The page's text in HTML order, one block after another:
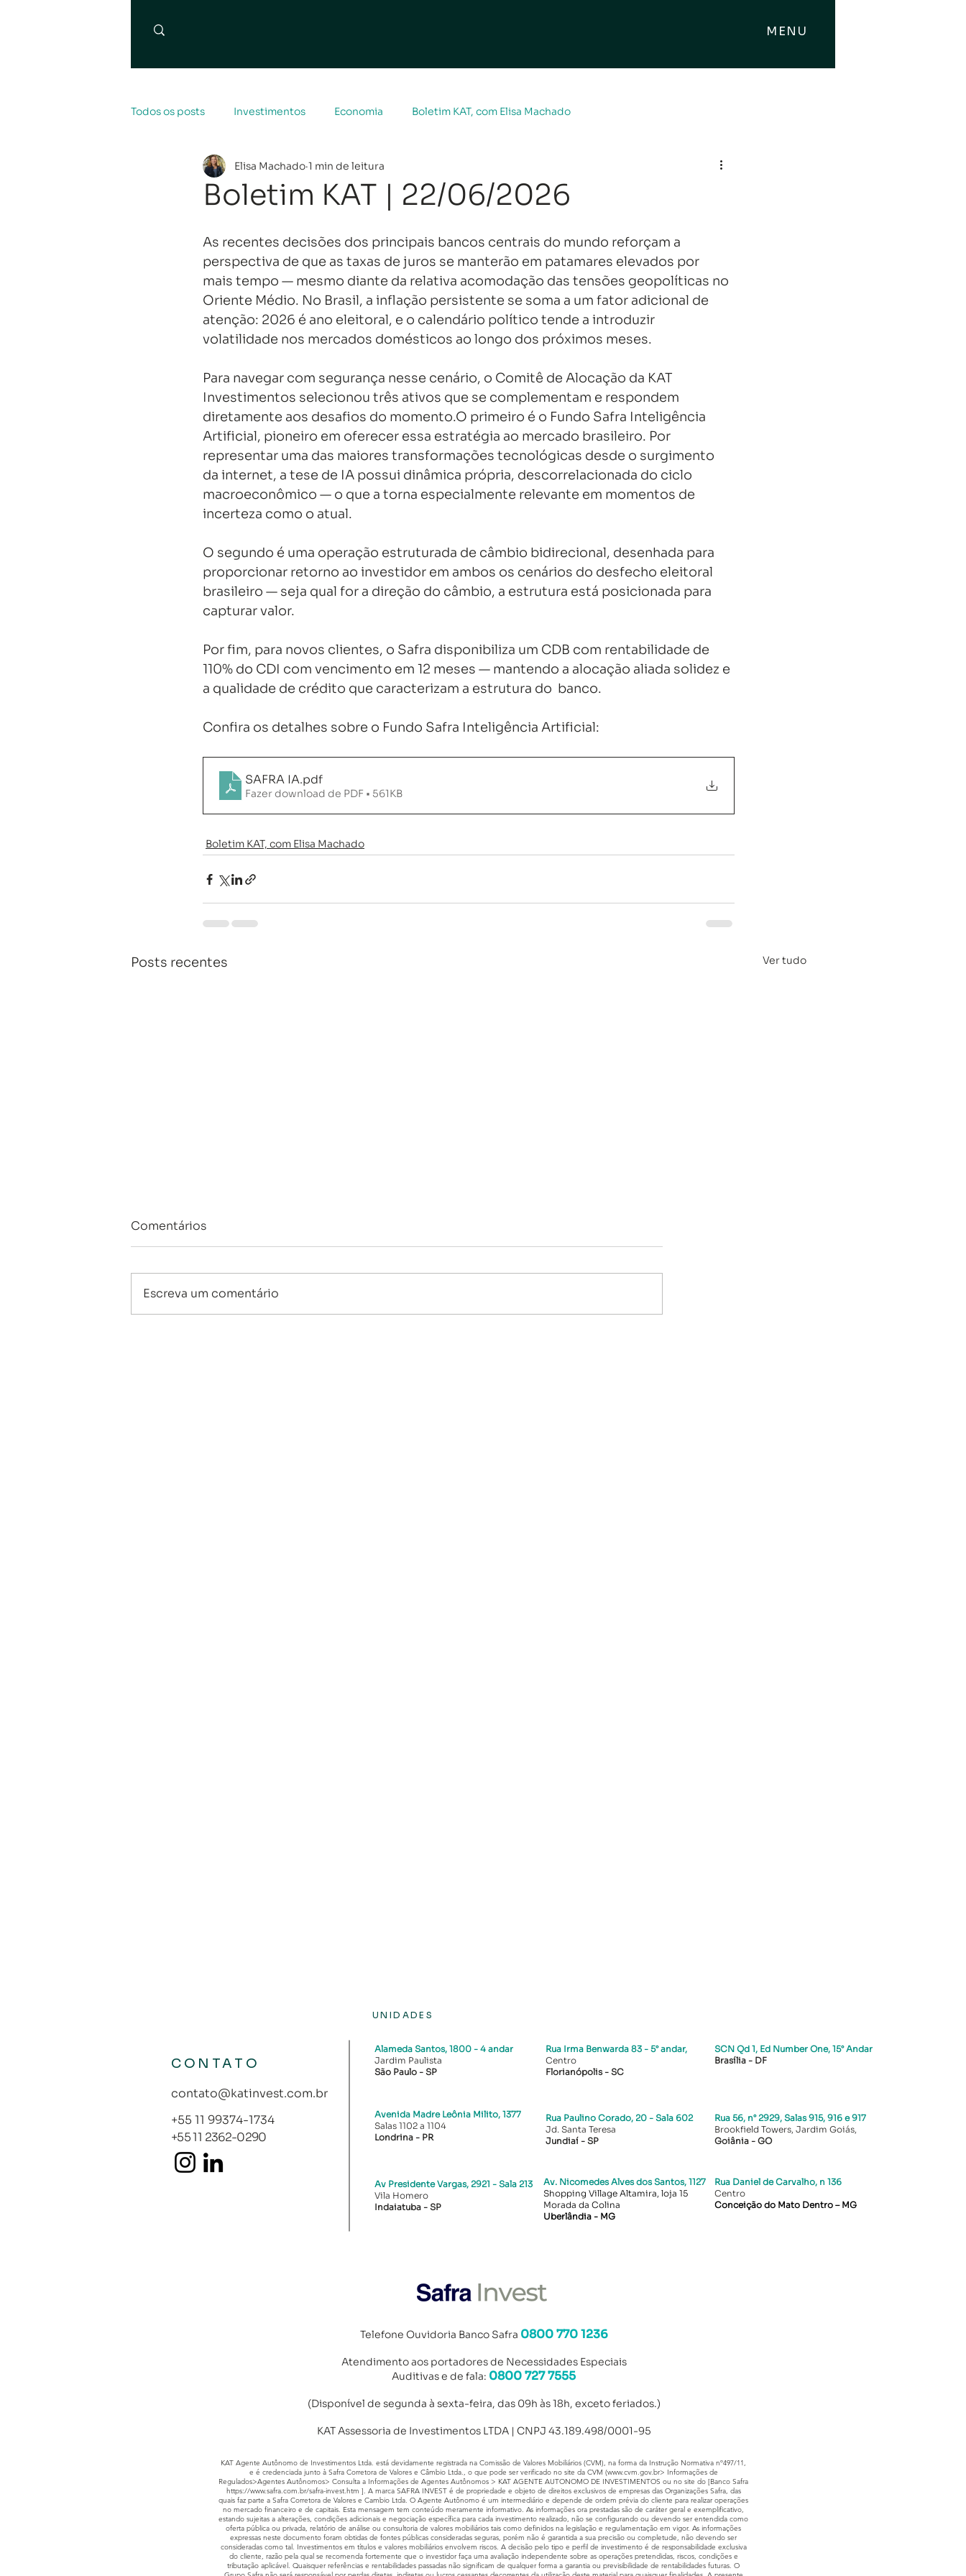
MENU
Todos os posts Investimentos Economia Boletim KAT, com Elisa Machado
Boletim KAT | 22/06/2026
Elisa Machado 1 min de leitura
As recentes decisões dos principais bancos centrais do mundo reforçam a
perspectiva de que as taxas de juros se manterão em patamares elevados por
mais tempo — mesmo diante da relativa acomodação das tensões geopolíticas no
Oriente Médio. No Brasil, a inflação persistente se soma a um fator adicional de
atenção: 2026 é ano eleitoral, e o calendário político tende a introduzir
volatilidade nos mercados domésticos ao longo dos próximos meses.
Para navegar com segurança nesse cenário, o Comitê de Alocação da KAT
Investimentos selecionou três ativos que se complementam e respondem
diretamente aos desafios do momento.O primeiro é o Fundo Safra Inteligência
Artificial, pioneiro em oferecer essa estratégia ao mercado brasileiro. Por
representar uma das maiores transformações tecnológicas desde o surgimento
da internet, a tese de IA possui dinâmica própria, descorrelacionada do ciclo
macroeconômico — o que a torna especialmente relevante em momentos de
incerteza como o atual.
O segundo é uma operação estruturada de câmbio bidirecional, desenhada para
proporcionar retorno ao investidor em ambos os cenários do desfecho eleitoral
brasileiro — seja qual for a direção do câmbio, a estrutura está posicionada para
capturar valor.
Por fim, para novos clientes, o Safra disponibiliza um CDB com rentabilidade de
110% do CDI com vencimento em 12 meses — mantendo a alocação aliada solidez e
a qualidade de crédito que caracterizam a estrutura do  banco.
Confira os detalhes sobre o Fundo Safra Inteligência Artificial:
SAFRA IA.pdf
Fazer download de PDF • 561KB
Boletim KAT, com Elisa Machado
Posts recentes Ver tudo
Comentários
Escreva um comentário
UNIDADES
Alameda Santos, 1800 - 4 andar
Jardim Paulista
São Paulo - SP
CONTATO
contato@katinvest.com.br
+55 11 99374-1734
Avenida Madre Leônia Milito, 1377
Salas 1102 a 1104
Londrina - PR​
+55 11 2362-0290
Rua Irma Benwarda 83 - 5° andar,
Centro
Florianópolis - SC​
SCN Qd 1, Ed Number One, 15° Andar
Brasília - DF
Rua Paulino Corado, 20 - Sala 602
Jd. Santa Teresa
Jundiaí - SP
Rua 56, n° 2929, Salas 915, 916 e 917
Brookfield Towers, Jardim Goiás,
Goiânia - GO
Av Presidente Vargas, 2921 - Sala 213
Vila Homero
Indaiatuba - SP
Av. Nicomedes Alves dos Santos, 1127
Shopping Village Altamira, loja 15
Morada da Colina
Uberlândia - MG
Rua Daniel de Carvalho, n 136
Centro
Conceição do Mato Dentro – MG
Telefone Ouvidoria Banco Safra 0800 770 1236
Atendimento aos portadores de Necessidades Especiais
Auditivas e de fala: 0800 727 7555
(Disponível de segunda à sexta-feira, das 09h às 18h, exceto feriados.)
KAT Assessoria de Investimentos LTDA | CNPJ 43.189.498/0001-95
KAT Agente Autônomo de Investimentos Ltda. está devidamente registrada na Comissão de Valores Mobiliários (CVM), na forma da Instrução Normativa nº497/11,
e é credenciada junto à Safra Corretora de Valores e Câmbio Ltda., o que pode ser verificado no site da CVM (www.cvm.gov.br> Informações de
Regulados>Agentes Autônomos> Consulta a Informações de Agentes Autônomos > KAT AGENTE AUTONOMO DE INVESTIMENTOS ou no site do [Banco Safra
https://www.safra.com.br/safra-invest.htm ]. A marca SAFRA INVEST é de propriedade e objeto de direitos exclusivos de empresas das Organizações Safra, das
quais faz parte a Safra Corretora de Valores e Cambio Ltda. O Agente Autônomo é um intermediário e depende de ordem prévia do cliente para realizar operações
no mercado financeiro e de capitais. Esta mensagem tem conteúdo meramente informativo. As informações ora prestadas são de caráter geral e exemplificativo,
estando sujeitas a alterações, condições adicionais e negociação específica para cada investimento realizado, não se configurando ou devendo ser entendida como
oferta pública ou privada, relatório de análise ou consultoria de valores mobiliários tais como definidos na legislação e regulamentação em vigor. As informações
expressas neste documento foram obtidas de fontes públicas consideradas seguras, porém não é garantida a sua precisão ou completude, não devendo ser
consideradas como tal. Investimentos em títulos e valores mobiliários envolvem riscos. A decisão pelo tipo e perfil de investimento é de responsabilidade exclusiva
do cliente, razão pela qual se recomenda fortemente que o investidor faça uma avaliação independente sobre as operações pretendidas, riscos, condições e
tributação aplicável. Quaisquer referências e rentabilidades passadas não significam de qualquer forma a garantia ou previsibilidade de rentabilidades futuras. O